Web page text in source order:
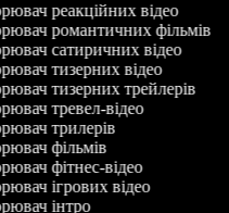
реакційних відео
романтичних фільмів
сатиричних відео
тизерних відео
тизерних трейлерів
тревел-відео
трилерів
фільмів
фітнес-відео
ігрових відео
інтро